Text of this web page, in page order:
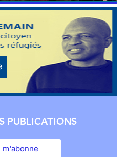
PUBLICATIONS
m'abonne